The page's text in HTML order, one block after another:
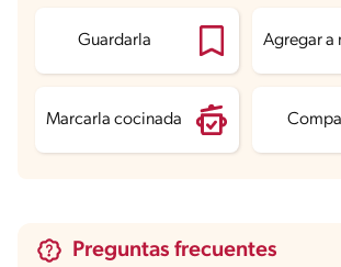
Guardarla Agregar a
Marcarla cocinada
Preguntas frecuentes